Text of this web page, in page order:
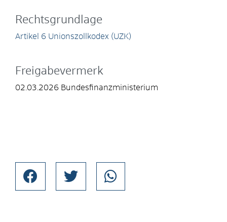
Rechtsgrundlage
Artikel 6 Unionszollkodex (UZK)
Freigabevermerk
02.03.2026 Bundesfinanzministerium